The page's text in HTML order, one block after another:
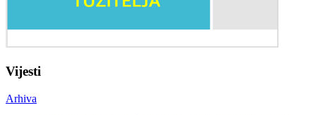
Vijesti
Arhiva